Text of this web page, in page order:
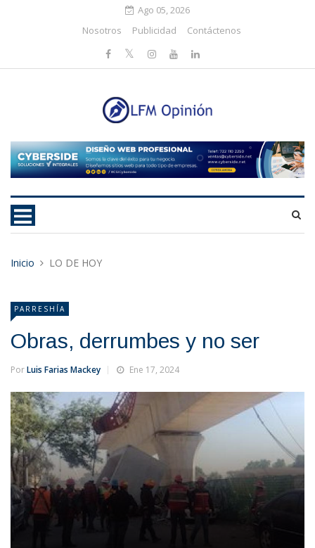
Ago 05, 2026
Nosotros
Publicidad Contáctenos
Inicio LO DE HOY
PARRESHÍA
Obras, derrumbes y no ser
PorLuis Farias Mackey Ene 17, 2024